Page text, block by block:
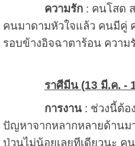
ความรัก: คนโสด
คนมาดามหัวใจแล้ว คนมีคู่
รอบข้างอิจฉาตาร้อน ความ
ราศีมีน (13 มี.ค. -
การงาน: ช่วงนี้ต้อ
ปัญหาจากหลากหลายด้านม
ป่วนไม่น้อยเลยทีเดียวนะ ค